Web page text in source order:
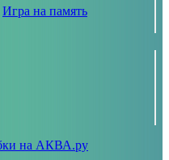
Игра на память